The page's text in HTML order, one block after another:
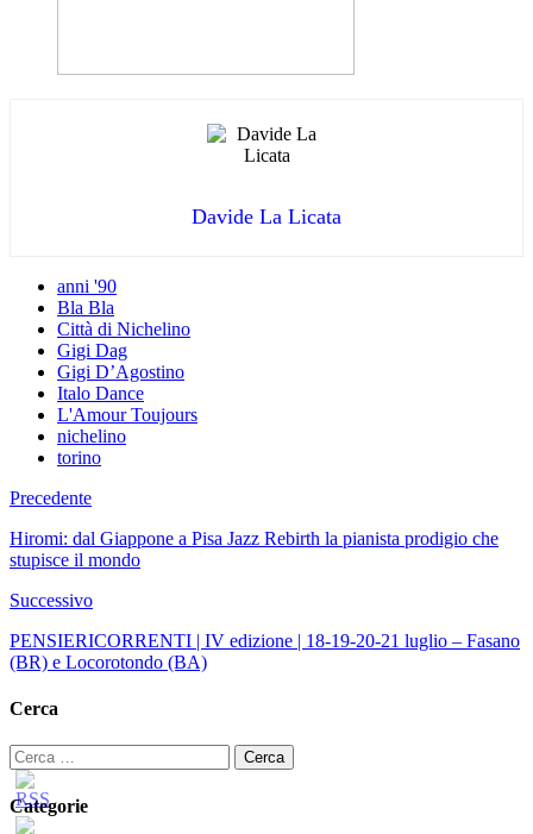
Davide La Licata
anni '90
Bla Bla
Città di Nichelino
Gigi Dag
Gigi D’Agostino
Italo Dance
L'Amour Toujours
nichelino
torino
Precedente
Hiromi: dal Giappone a Pisa Jazz Rebirth la pianista prodigio che
stupisce il mondo
Successivo
PENSIERICORRENTI | IV edizione | 18-19-20-21 luglio – Fasano
(BR) e Locorotondo (BA)
Cerca
Ricerca
per:
Categorie